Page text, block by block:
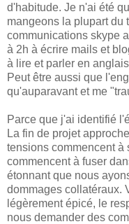
d'habitude. Je n'ai été
mangeons la plupart du
communications skype
à 2h à écrire mails et
à lire et parler en
Peut être aussi que
qu'auparavant et me
Parce que j'ai identifié
La fin de projet
tensions commencent à
commencent à fuser
étonnant que nous
dommages collatéraux.
légèrement épicé, le
nous demander des